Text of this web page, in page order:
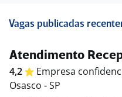
Vagas publicadas
Atendimento
4,2 Empresa
Osasco - SP